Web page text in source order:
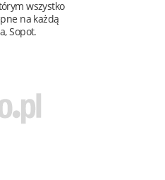
wszystko
na każdą
Sopot.